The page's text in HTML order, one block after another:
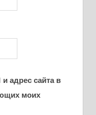
адрес сайта в
моих